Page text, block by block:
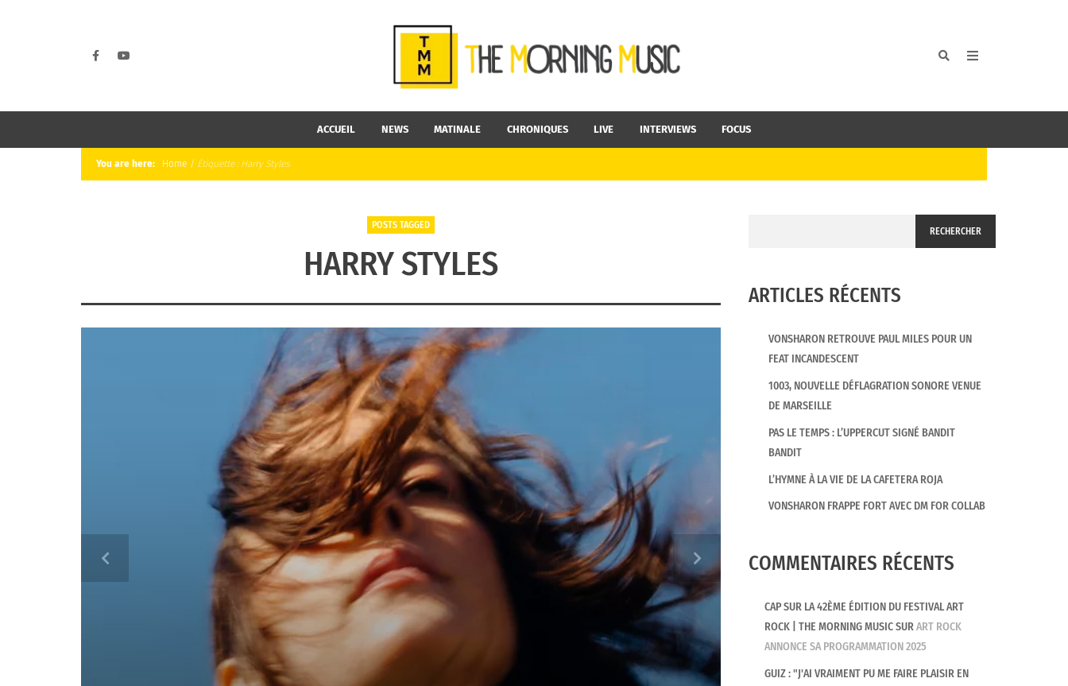
ACCUEIL NEWS MATINALE CHRONIQUES LIVE INTERVIEWS FOCUS
You are here: Home / Étiquette : Harry Styles
POSTS TAGGED
HARRY STYLES
RECHERCHER
ARTICLES RÉCENTS
VONSHARON RETROUVE PAUL MILES POUR UN
FEAT INCANDESCENT
1003, NOUVELLE DÉFLAGRATION SONORE VENUE
DE MARSEILLE
PAS LE TEMPS : L’UPPERCUT SIGNÉ BANDIT
BANDIT
L’HYMNE À LA VIE DE LA CAFETERA ROJA
VONSHARON FRAPPE FORT AVEC DM FOR COLLAB
COMMENTAIRES RÉCENTS
CAP SUR LA 42ÈME ÉDITION DU FESTIVAL ART
ROCK | THE MORNING MUSICSURART ROCK
ANNONCE SA PROGRAMMATION 2025
GUIZ : "J'AI VRAIMENT PU ME FAIRE PLAISIR EN